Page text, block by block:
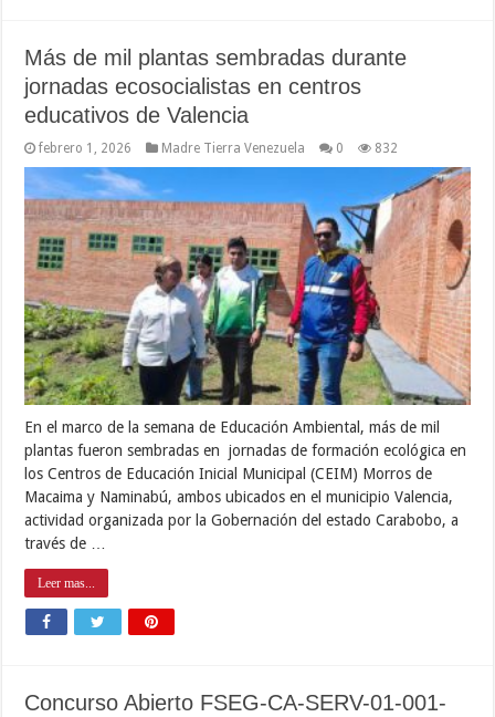
Más de mil plantas sembradas durante
jornadas ecosocialistas en centros
educativos de Valencia
febrero 1, 2026 Madre Tierra Venezuela 0 832
En el marco de la semana de Educación Ambiental, más de mil
plantas fueron sembradas en jornadas de formación ecológica en
los Centros de Educación Inicial Municipal (CEIM) Morros de
Macaima y Naminabú, ambos ubicados en el municipio Valencia,
actividad organizada por la Gobernación del estado Carabobo, a
través de …
Leer mas...
Concurso Abierto FSEG-CA-SERV-01-001-